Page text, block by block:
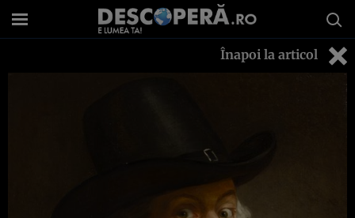
Înapoi la articol